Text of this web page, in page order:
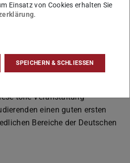
Team mit dem besten Videoclip
hatten die Studierenden bis
Möglichkeit, sich mit den
Bahn Mitarbeitern und bereits
für einen möglichen Einstieg
zu stellen. Unser großer
insbersondere Frau Dorn
tolle Veranstaltung
einen guten ersten
Bereiche der Deutschen
Einsatz von Cookies erhalten Sie
.
SPEICHERN & SCHLIESSEN